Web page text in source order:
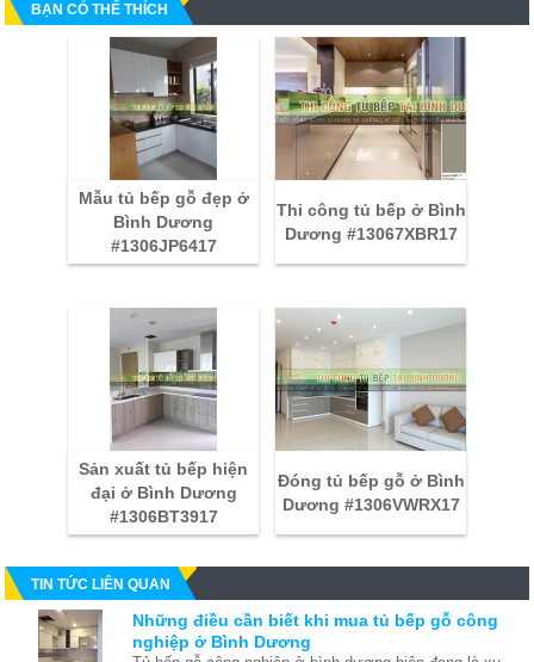
BẠN CÓ THỂ THÍCH
Mẫu tủ bếp gỗ đẹp ở
Bình Dương
#1306JP6417
Thi công tủ bếp ở Bình
Dương #13067XBR17
Sản xuất tủ bếp hiện
đại ở Bình Dương
#1306BT3917
Đóng tủ bếp gỗ ở Bình
Dương #1306VWRX17
TIN TỨC LIÊN QUAN
Những điều cần biết khi mua tủ bếp gỗ công
nghiệp ở Bình Dương